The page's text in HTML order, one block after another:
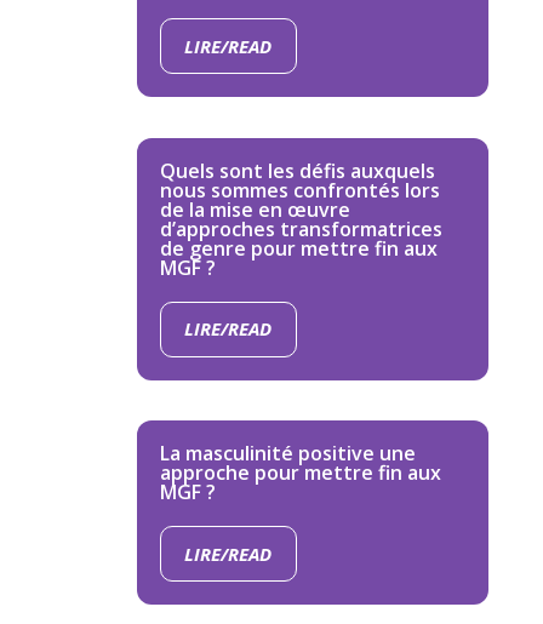
LIRE/READ
Quels sont les défis auxquels
nous sommes confrontés lors
de la mise en œuvre
d’approches transformatrices
de genre pour mettre fin aux
MGF ?
LIRE/READ
La masculinité positive une
approche pour mettre fin aux
MGF ?
LIRE/READ